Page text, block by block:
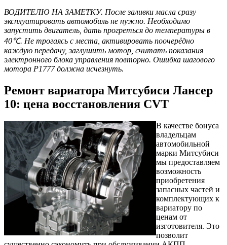
ВОДИТЕЛЮ НА ЗАМЕТКУ. После заливки масла сразу
эксплуатировать автомобиль не нужно. Необходимо
запустить двигатель, дать прогреться до температуры в
40℃. Не трогаясь с места, активировать поочерёдно
каждую передачу, заглушить мотор, считать показания
электронного блока управления повторно. Ошибка шагового
мотора P1777 должна исчезнуть.
Ремонт вариатора Митсубиси Лансер
10: цена восстановления CVT
В качестве бонуса
владельцам
автомобильной
марки Митсубиси
мы предоставляем
возможность
приобретения
запасных частей и
комплектующих к
вариатору по
ценам от
изготовителя. Это
позволит